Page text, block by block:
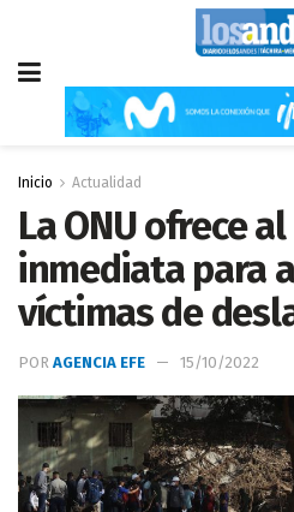
Inicio Actualidad
La ONU ofrece
inmediata para
víctimas de
POR AGENCIA EFE 15/10/2022